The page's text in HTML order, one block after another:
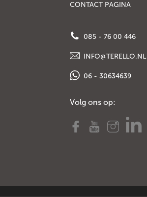
CONTACT PAGINA
085 - 76 00 446
INFO@TERELLO.NL
06 - 30634639
Volg ons op: